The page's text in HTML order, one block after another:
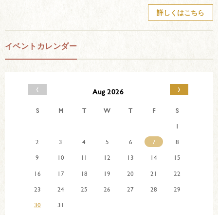
詳しくはこちら
イベントカレンダー
‹ Aug 2026 ›
S M T W T F
S
1
2
3 4 5 6 7
8
9
10 11 12 13 14
15
16
17 18 19 20 21
22
23
24 25 26 27 28
29
30
31